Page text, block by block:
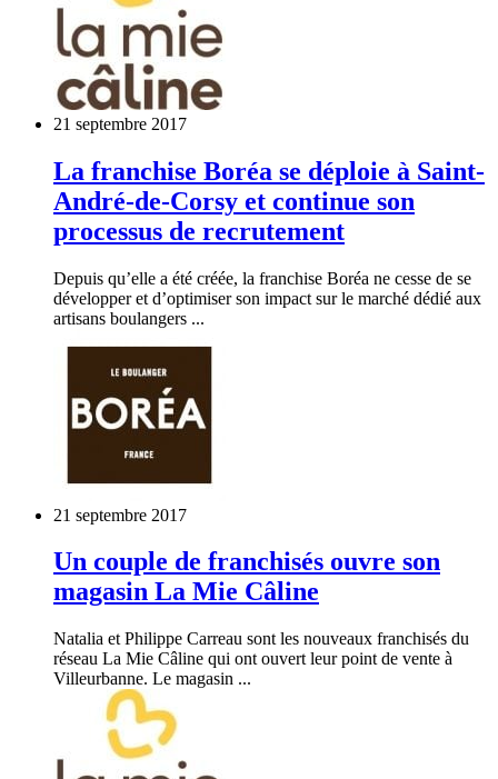
21 septembre 2017
La franchise Boréa se déploie à Saint-
André-de-Corsy et continue son
processus de recrutement
Depuis qu’elle a été créée, la franchise Boréa ne cesse de se
développer et d’optimiser son impact sur le marché dédié aux
artisans boulangers ...
21 septembre 2017
Un couple de franchisés ouvre son
magasin La Mie Câline
Natalia et Philippe Carreau sont les nouveaux franchisés du
réseau La Mie Câline qui ont ouvert leur point de vente à
Villeurbanne. Le magasin ...